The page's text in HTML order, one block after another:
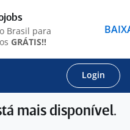
Login
mais disponível.
Brasil para
GRÁTIS!!